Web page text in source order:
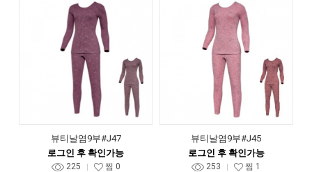
뷰티날염9부#J47
로그인 후 확인가능
225 찜 0
뷰티날염9부#J45
로그인 후 확인가능
253 찜 1